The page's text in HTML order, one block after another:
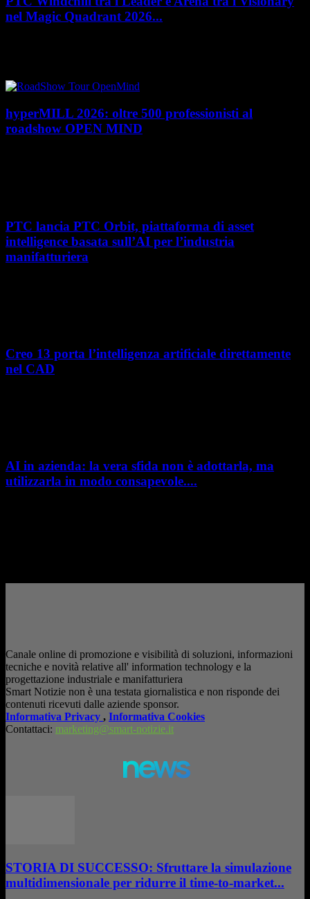
nel Magic Quadrant 2026...
hyperMILL 2026: oltre 500 professionisti al
roadshow OPEN MIND
PTC lancia PTC Orbit, piattaforma di asset
intelligence basata sull’AI per l’industria
manifatturiera
Creo 13 porta l’intelligenza artificiale direttamente
nel CAD
AI in azienda: la vera sfida non è adottarla, ma
utilizzarla in modo consapevole....
Canale online di promozione e visibilità di soluzioni, informazioni
tecniche e novità relative all' information technology e la
progettazione industriale e manifatturiera
Smart Notizie non è una testata giornalistica e non risponde dei
contenuti ricevuti dalle aziende sponsor.
Informativa Privacy , Informativa Cookies
Contattaci: marketing@smart-notizie.it
news
STORIA DI SUCCESSO: Sfruttare la simulazione
multidimensionale per ridurre il time-to-market...